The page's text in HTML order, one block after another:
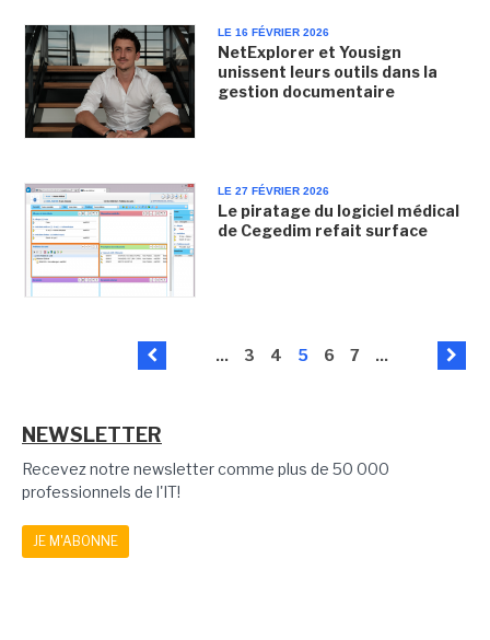
LE 16 FÉVRIER 2026
NetExplorer et Yousign
unissent leurs outils dans la
gestion documentaire
LE 27 FÉVRIER 2026
Le piratage du logiciel médical
de Cegedim refait surface
... 3 4 5 6 7 ...
NEWSLETTER
Recevez notre newsletter comme plus de 50 000
professionnels de l'IT!
JE M'ABONNE